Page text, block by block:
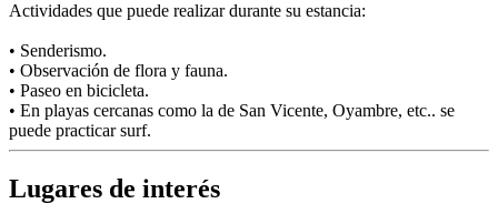
Actividades que puede realizar durante su estancia:
• Senderismo.
• Observación de flora y fauna.
• Paseo en bicicleta.
• En playas cercanas como la de San Vicente, Oyambre, etc.. se
puede practicar surf.
Lugares de interés